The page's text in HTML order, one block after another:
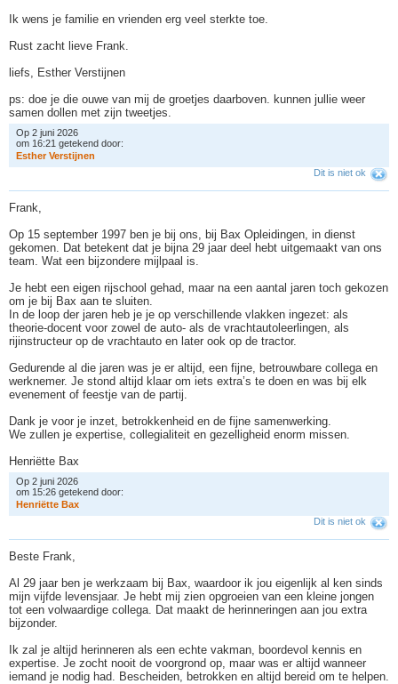
Ik wens je familie en vrienden erg veel sterkte toe.
Rust zacht lieve Frank.
liefs, Esther Verstijnen
ps: doe je die ouwe van mij de groetjes daarboven. kunnen jullie weer
samen dollen met zijn tweetjes.
Op 2 juni 2026
om 16:21 getekend door:
Esther Verstijnen
Dit is niet ok
Frank,
Op 15 september 1997 ben je bij ons, bij Bax Opleidingen, in dienst
gekomen. Dat betekent dat je bijna 29 jaar deel hebt uitgemaakt van ons
team. Wat een bijzondere mijlpaal is.
Je hebt een eigen rijschool gehad, maar na een aantal jaren toch gekozen
om je bij Bax aan te sluiten.
In de loop der jaren heb je je op verschillende vlakken ingezet: als
theorie-docent voor zowel de auto- als de vrachtautoleerlingen, als
rijinstructeur op de vrachtauto en later ook op de tractor.
Gedurende al die jaren was je er altijd, een fijne, betrouwbare collega en
werknemer. Je stond altijd klaar om iets extra’s te doen en was bij elk
evenement of feestje van de partij.
Dank je voor je inzet, betrokkenheid en de fijne samenwerking.
We zullen je expertise, collegialiteit en gezelligheid enorm missen.
Henriëtte Bax
Op 2 juni 2026
om 15:26 getekend door:
Henriëtte Bax
Dit is niet ok
Beste Frank,
Al 29 jaar ben je werkzaam bij Bax, waardoor ik jou eigenlijk al ken sinds
mijn vijfde levensjaar. Je hebt mij zien opgroeien van een kleine jongen
tot een volwaardige collega. Dat maakt de herinneringen aan jou extra
bijzonder.
Ik zal je altijd herinneren als een echte vakman, boordevol kennis en
expertise. Je zocht nooit de voorgrond op, maar was er altijd wanneer
iemand je nodig had. Bescheiden, betrokken en altijd bereid om te helpen.